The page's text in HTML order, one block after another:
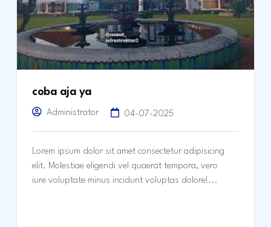
coba aja ya
Administrator 04-07-2025
Lorem ipsum dolor sit amet consectetur adipisicing
elit. Molestiae eligendi vel quaerat tempora, vero
iure voluptate minus incidunt voluptas dolore!...